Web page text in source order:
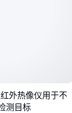
外热像仪用于不
测目标